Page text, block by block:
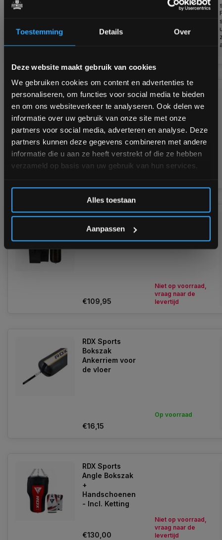
Toestemming Details Over
Deze website maakt gebruik van cookies
We gebruiken cookies om content en advertenties te
personaliseren, om functies voor social media te bieden
en om ons websiteverkeer te analyseren. Ook delen we
informatie over uw gebruik van onze site met onze
partners voor social media, adverteren en analyse. Deze
partners kunnen deze gegevens combineren met andere
informatie die u aan ze heeft verstrekt of die ze hebben
verzameld op basis van uw gebruik van hun services.
Alles toestaan
Aanpassen
RDX Sports Gym
Gewichtenhef
Riem
Op voorraad
RDX Sports F6
Kara 3-in-1
Boksset
€109,95
Niet op voorraad,
vraag naar de
levertijd
RDX Sports
Bokszak
Ankerriem voor
de vloer
€16,15
Op voorraad
RDX Sports
Angle Bokszak
+
Handschoenen
- Incl. Ketting
€130,00
Niet op voorraad,
vraag naar de
levertijd
Bam! 5% korting op je volgende
bestelling
Schrijf je in voor onze nieuwsbrief om op de hoogte te
blijven over onze nieuwe producten, deals en meer
interessante info. Ontvang 5% korting op je eerstvolgende
aankoop! 😀
Inschrijven
*Verzendkosten vallen buiten de korting